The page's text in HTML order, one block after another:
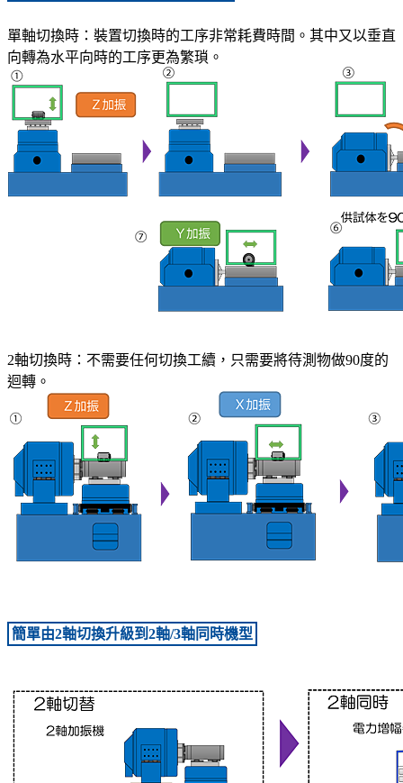
單軸切換時：裝置切換時的工序非常耗費時間。其中又以垂直
向轉為水平向時的工序更為繁瑣。
2軸切換時：不需要任何切換工續，只需要將待測物做90度的
迴轉。
簡單由2軸切換升級到2軸/3軸同時機型